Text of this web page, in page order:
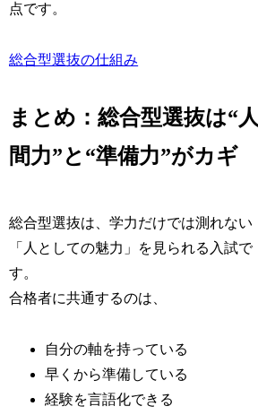
点です。
総合型選抜の仕組み
まとめ：総合型選抜は“人
間力”と“準備力”がカギ
総合型選抜は、学力だけでは測れない
「人としての魅力」を見られる入試で
す。
合格者に共通するのは、
自分の軸を持っている
早くから準備している
経験を言語化できる